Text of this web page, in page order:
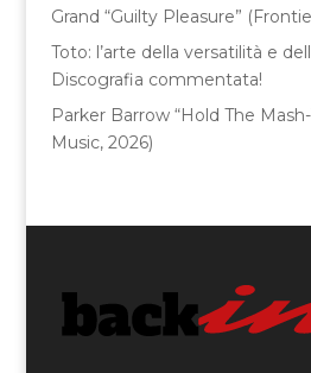
Grand “Guilty Pleasure”
Toto: l’arte della versatilità e
Discografia commentata!
Parker Barrow “Hold The
Music, 2026)